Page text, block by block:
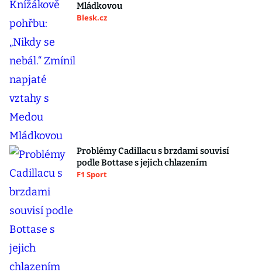
Mládkovou
Blesk.cz
Problémy Cadillacu s brzdami souvisí
podle Bottase s jejich chlazením
F1 Sport